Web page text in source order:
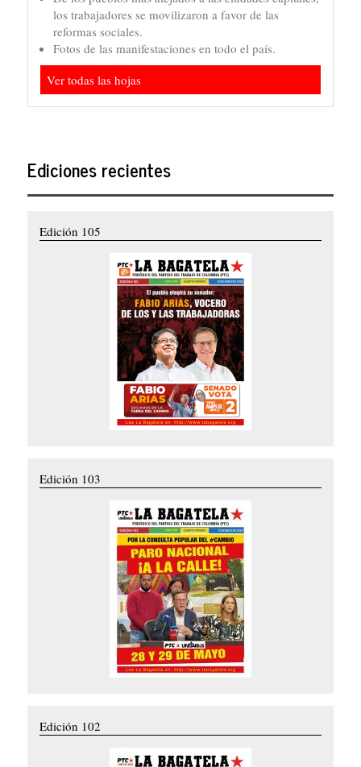
los trabajadores se movilizaron a favor de las
reformas sociales.
Fotos de las manifestaciones en todo el país.
Ver todas las hojas
Ediciones recientes
Edición 105
Edición 103
Edición 102